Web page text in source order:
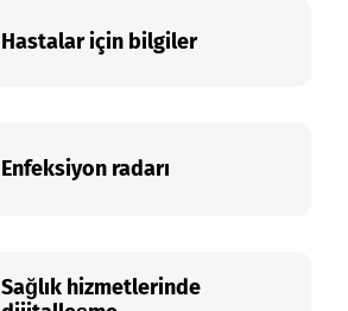
Hastalar için bilgiler
Enfeksiyon radarı
Sağlık hizmetlerinde